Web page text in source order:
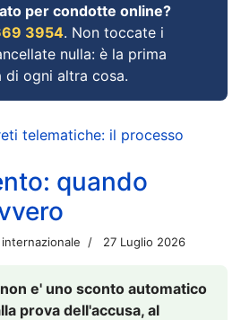
per condotte online?
3954. Non toccate i
nulla: è la prima
di ogni altra cosa.
telematiche: il processo
quando
27 Luglio 2026
e' uno sconto automatico
prova dell'accusa, al